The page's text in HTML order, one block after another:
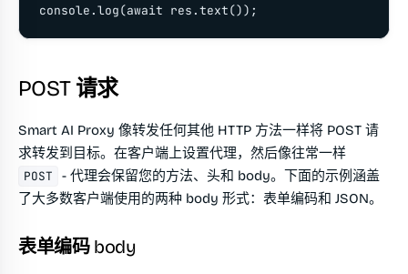
console.log(await res.text());
POST 请求
Smart AI Proxy 像转发任何其他 HTTP 方法一样将 POST 请
求转发到目标。在客户端上设置代理，然后像往常一样
POST
- 代理会保留您的方法、头和 body。下面的示例涵盖
了大多数客户端使用的两种 body 形式：表单编码和 JSON。
表单编码 body